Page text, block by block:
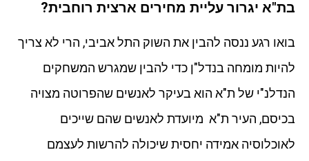
בת"א יגרור עליית מחירים ארצית רוחבית?
בואו רגע ננסה להבין את השוק התל אביבי, הרי לא צריך
להיות מומחה בנדל"ן כדי להבין שמגרש המשחקים
הנדלנ"י של ת"א הוא בעיקר לאנשים שהפרוטה מצויה
בכיסם, העיר ת"א מיועדת לאנשים שהם שייכים
לאוכלוסיה אמידה יחסית שיכולה להרשות לעצמם